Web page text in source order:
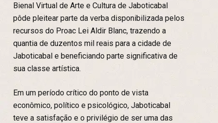
Bienal Virtual de Arte e Cultura de Jaboticabal
pôde pleitear parte da verba disponibilizada pelos
recursos do Proac Lei Aldir Blanc, trazendo a
quantia de duzentos mil reais para a cidade de
Jaboticabal e beneficiando parte significativa de
sua classe artística.
Em um período crítico do ponto de vista
econômico, político e psicológico, Jaboticabal
teve a satisfação e o privilégio de ser uma das